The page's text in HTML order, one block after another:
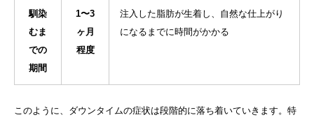
馴染
むま
での
期間
1〜3
ヶ月
程度
注入した脂肪が生着し、自然な仕上がり
になるまでに時間がかかる
このように、ダウンタイムの症状は段階的に落ち着いていきます。特